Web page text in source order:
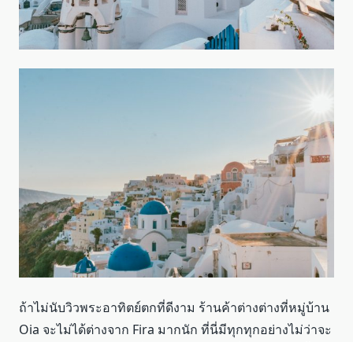
ถ้าไม่นับวิวพระอาทิตย์ตกที่ดีงาม ร้านค้าต่างต่างที่หมู่บ้าน
Oia จะไม่ได้ต่างจาก Fira มากนัก ที่นี่มีทุกทุกอย่างไม่ว่าจะ